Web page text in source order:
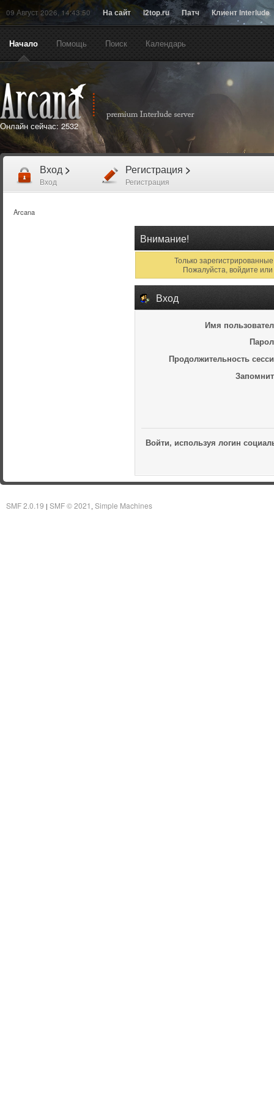
09 Август 2026, 14:43:50 На сайт l2top.ru Патч Клиент Interlude
Начало Помощь Поиск Календарь
Онлайн сейчас: 2532
Вход >
Вход
Регистрация >
Регистрация
Arcana
Внимание!
Только
Пожалуйста, войдите или
Вход
Имя
Продолжительность
Войти, используя логин
SMF 2.0.19 | SMF © 2021 Simple Machines